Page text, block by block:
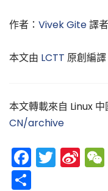
作者： Vivek Gite譯
本文由 LCTT 原創編譯
本文轉載來自 Linux 中
CN/archive